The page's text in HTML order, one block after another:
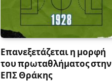
Επανεξετάζεται η μορφή
του πρωταθλήματος στην
ΕΠΣ Θράκης